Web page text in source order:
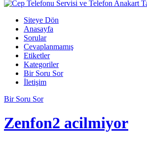
Siteye Dön
Anasayfa
Sorular
Cevaplanmamış
Etiketler
Kategoriler
Bir Soru Sor
İletişim
Bir Soru Sor
Zenfon2 acilmiyor